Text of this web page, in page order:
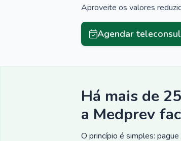
Aproveite os valores
Agendar
Há mais de
a Medprev
O princípio é simples: